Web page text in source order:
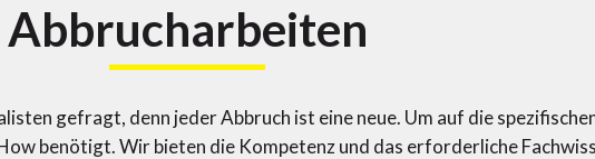
Abbrucharbeiten
gefragt, denn jeder Abbruch ist eine neue. Um auf die
benötigt. Wir bieten die Kompetenz und das erforderliche